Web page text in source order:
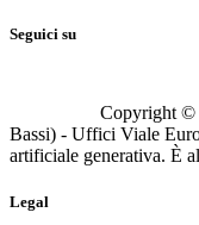
Seguici su
Copyright ©
Bassi) - Uffici Viale
artificiale generativa. È
Legal